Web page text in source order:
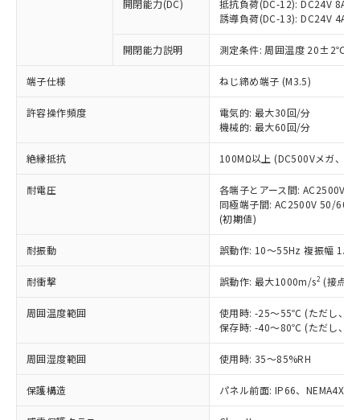
開閉能力(DC)
抵抗負荷(DC-12): DC24V 8A/
誘導負荷(DC-13): DC24V 4A/
開閉能力説明 測定条件: 周囲温度 20±2℃、
端子仕様 ねじ締め端子 (M3.5)
許容操作頻度
電気的: 最大30回/分
機械的: 最大60回/分
絶縁抵抗 100MΩ以上 (DC500Vメガ、点
耐電圧
各端子とアース間: AC2500V
同極端子間: AC2500V 50/
(初期値)
耐振動 誤動作: 10～55Hz 複振幅
耐衝撃 誤動作: 最大1000m/s2 (接点
周囲温度範囲
使用時: -25～55℃ (ただし、氷
保存時: -40～80℃ (ただし、氷
周囲湿度範囲 使用時: 35～85%RH
保護構造 パネル前面: IP66、NEMA4X,
ことをご了承ください。
在庫状況および標準価格照会結果は、
記載している更新日時点での社内デー
タに基づき作成されるものであり、閲
覧された時点での実際の在庫および標
準価格とは異なる場合があることをご
正式な納期状況および標準価格はお客
様のお取引先、またはお客様担当のオ
ムロン制御機器販売店・当社販売員に
オムロン制御機器販売店や当社販売拠
販売ネットワーク
」をご確認
在庫状況および標準価格結果を当社の
事前の承諾なく第三者に漏洩または開
示しないようお願いします。
マイパーツ機能（部品リスト作成サー
ビス）をご利用いただくには、I-Web
メンバーズにご登録されている必要が
お客様が当ウェブサイト上で当社にご
登録された部品リストについて、当社
および当社の共同利用者が、当社の製
品・サービスに関するお客様との取
むを得ず変更することがあります。
*EU RoHS指令（10物質）：
鉛(Pb) 1000ppm以下、 水銀(Hg) 1000ppm以下、 カド
ミウム(Cd) 100ppm以下、
六価クロム(Cr(Ⅵ)) 1000ppm以下、ポリ臭化ビフェニル
類(PBB) 1000ppm以下、ポリ臭化ジフェニルエーテル類
(PBDE) 1000ppm以下、フタル酸ビス(2-エチルヘキシ
ル) (DEHP)(別名：DOP) 1000ppm以下、フタル酸ブチ
(DIBP) 1000ppm以下
但し、RoHS指令で産業用監視および制御機器に対する
フタル酸エステル類の４物質については閾値を超える意
図的な使用がないことを確認しています。
部品在庫の切り替え状況などにより、予定
月が前後することがあります。
※3 非含有証明書ダウンロード
下記の非含有証明書をダウンロードするこ
「－」：未確認です。当社販売部門へお問
*中国RoHS10物質の基準値 (GB/T26572)：
Pb(鉛) :1000ppm、 Hg(水銀) : 1000ppm、 Cd(カドミウ
ニル類) : 1000ppm、 PBDEs(ポリ臭化ジフェニルエーテ
DBP(フタル酸ジブチル) : 1000ppm、 DIBP(フタル酸ジ
イソブチル) : 1000ppm、 BBP(フタル酸ブチルベンジ
ル) : 1000ppm、
DEHP(フタル酸ビス(2-エチルヘキシル)) : 1000ppm
「ｅ」：有害物質（10物質）のすべてが基
準値以下であることを示します。
「10」：通常の使用状況下において有害物
質が外部に漏えいし、環境に深刻な影響を
及ぼさない年数を意味します。
「－」：未確認です。当社販売部門へお問
い合わせください。
当社は、これら貴社製品のうち、外国
為替および外国貿易法に定める商品
（以下｢規制貨物等」という）を輸出
または国外への提供する場合は、日本
国政府の輸出許可(または役務取引許
可)を取得するなどの必要な手続きを
当社は規制貨物を破棄する場合は、完
全に破砕するなど、違法に輸出されな
いよう必要な手段を講じます。
当社は貴社製品を、核兵器、ミサイ
ル、化学兵器、生物兵器またはその他
武器並びにこれらの製造装置等に一切
当社は、貴社製品を第三者に販売する
場合は、上記1、2および3の内容を当
該第三者に通知します。また当社は、
販売先および販売に係わる関係者が違
法に輸出するおそれがある場合は、取
り引きをいたしません。
○ 一定数以上の在庫あり
一定数には満たないが在庫あり
在庫なし(最新の在庫状況につ
いては、お客様のお取引先、ま
たはお客様担当のオムロン制御
機器販売店・当社販売員にご確
白
受注生産機種、また在庫状況の
情報を公開していない機種